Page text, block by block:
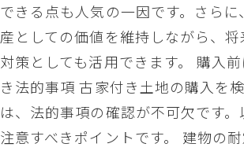
できる点も人気の一因です。さらに
産としての価値を維持しながら、
対策としても活用できます。 購入
き法的事項 古家付き土地の購入を
は、法的事項の確認が不可欠です。
注意すべきポイントです。 建物の